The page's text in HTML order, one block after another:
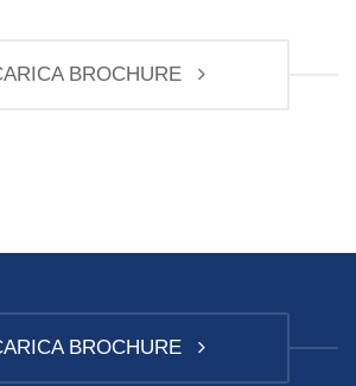
BROCHURE
BROCHURE